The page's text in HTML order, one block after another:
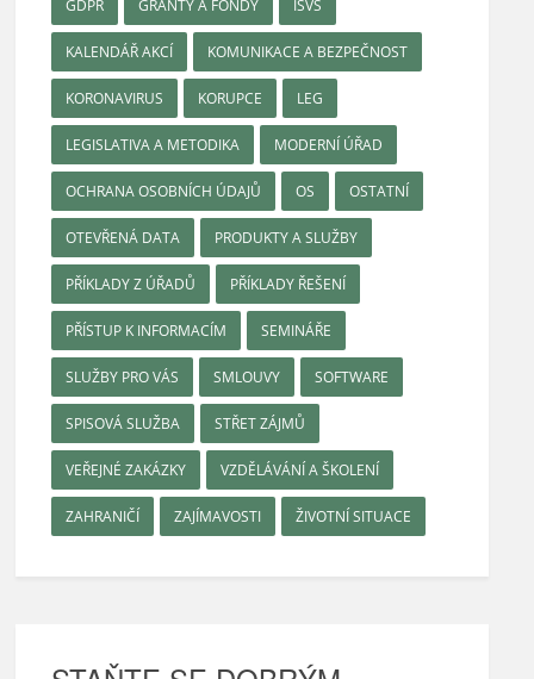
GDPR GRANTY A FONDY ISVS
KALENDÁŘ AKCÍ KOMUNIKACE A BEZPEČNOST
KORONAVIRUS KORUPCE LEG
LEGISLATIVA A METODIKA MODERNÍ ÚŘAD
OCHRANA OSOBNÍCH ÚDAJŮ OS OSTATNÍ
OTEVŘENÁ DATA PRODUKTY A SLUŽBY
PŘÍKLADY Z ÚŘADŮ PŘÍKLADY ŘEŠENÍ
PŘÍSTUP K INFORMACÍM SEMINÁŘE
SLUŽBY PRO VÁS SMLOUVY SOFTWARE
SPISOVÁ SLUŽBA STŘET ZÁJMŮ
VEŘEJNÉ ZAKÁZKY VZDĚLÁVÁNÍ A ŠKOLENÍ
ZAHRANIČÍ ZAJÍMAVOSTI ŽIVOTNÍ SITUACE